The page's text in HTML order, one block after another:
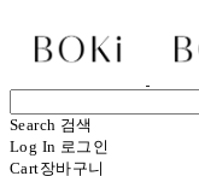
Search 검색
Log In 로그인
Cart장바구니